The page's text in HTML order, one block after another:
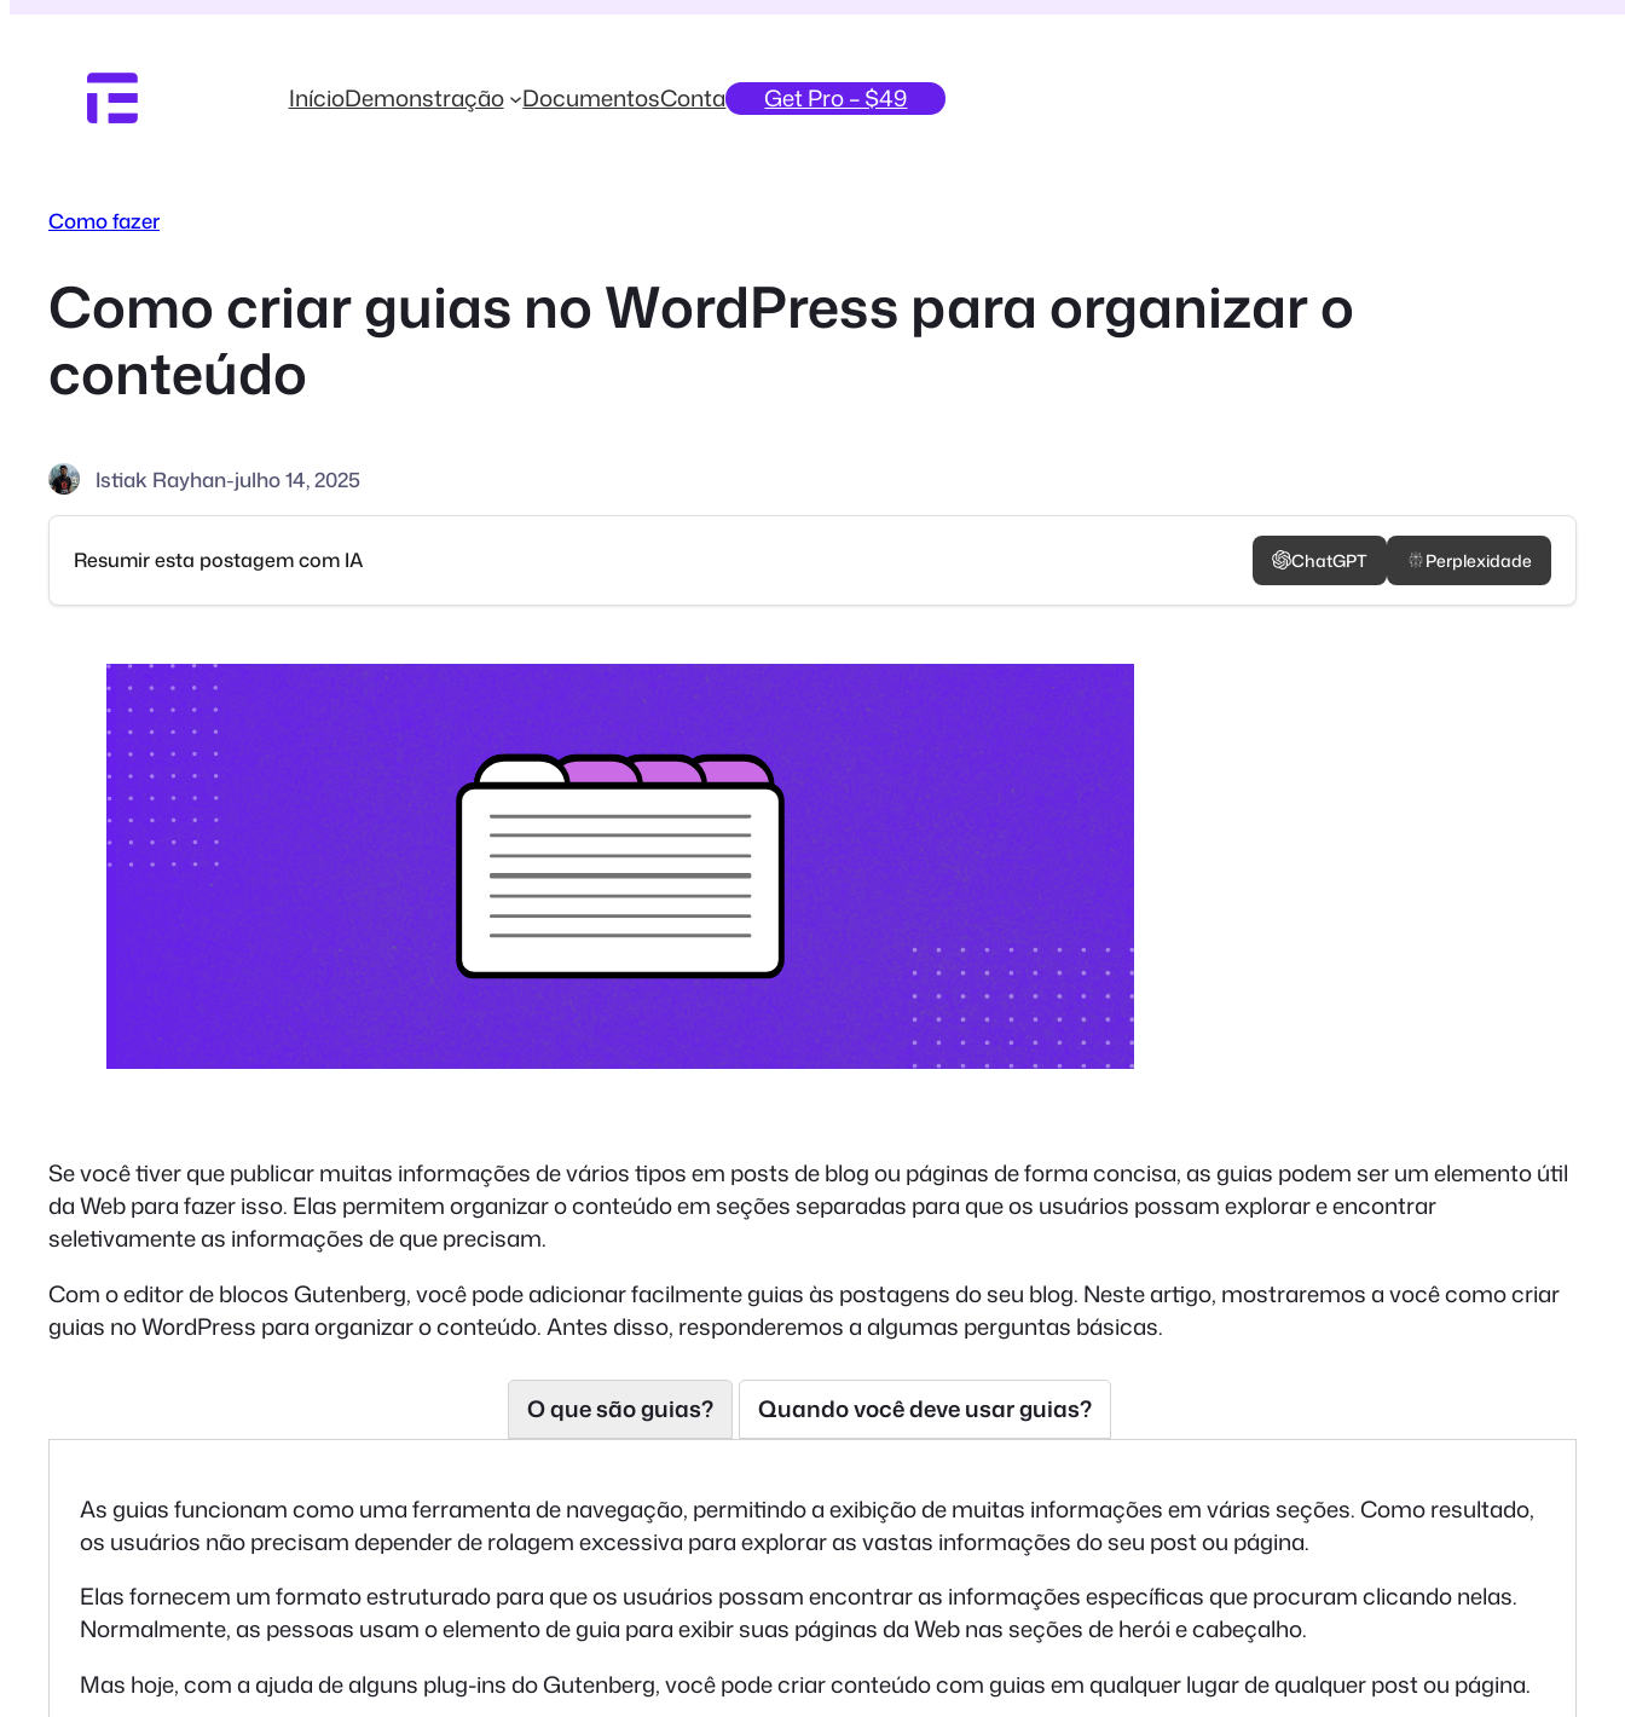
conteúdo
InícioDemonstração DocumentosConta Get Pro – $49
Como fazer
Como criar guias no WordPress para organizar o
conteúdo
Istiak Rayhan-julho 14, 2025
Resumir esta postagem com IA ChatGPT Perplexidade
Se você tiver que publicar muitas informações de vários tipos em posts de blog ou páginas de forma concisa, as guias podem ser um elemento útil
da Web para fazer isso. Elas permitem organizar o conteúdo em seções separadas para que os usuários possam explorar e encontrar
seletivamente as informações de que precisam.
Com o editor de blocos Gutenberg, você pode adicionar facilmente guias às postagens do seu blog. Neste artigo, mostraremos a você como criar
guias no WordPress para organizar o conteúdo. Antes disso, responderemos a algumas perguntas básicas.
O que são guias? Quando você deve usar guias?
As guias funcionam como uma ferramenta de navegação, permitindo a exibição de muitas informações em várias seções. Como resultado,
os usuários não precisam depender de rolagem excessiva para explorar as vastas informações do seu post ou página.
Elas fornecem um formato estruturado para que os usuários possam encontrar as informações específicas que procuram clicando nelas.
Normalmente, as pessoas usam o elemento de guia para exibir suas páginas da Web nas seções de herói e cabeçalho.
Mas hoje, com a ajuda de alguns plug-ins do Gutenberg, você pode criar conteúdo com guias em qualquer lugar de qualquer post ou página.